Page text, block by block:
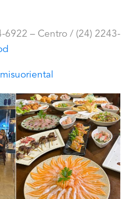
6922 – Centro / (24) 2243-
misuoriental